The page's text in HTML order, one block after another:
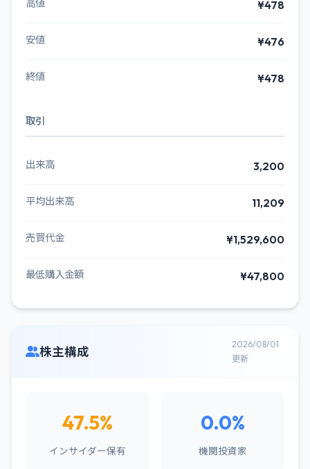
高値 ¥478
安値 ¥476
終値 ¥478
取引
出来高 3,200
平均出来高 11,209
売買代金 ¥1,529,600
最低購入金額 ¥47,800
株主構成
2026/08/01
更新
47.5%
インサイダー保有
0.0%
機関投資家